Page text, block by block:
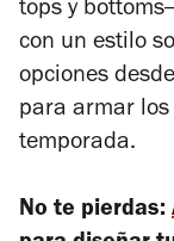
tops y
con un estilo
opciones
para armar
temporada.
No te pierdas: